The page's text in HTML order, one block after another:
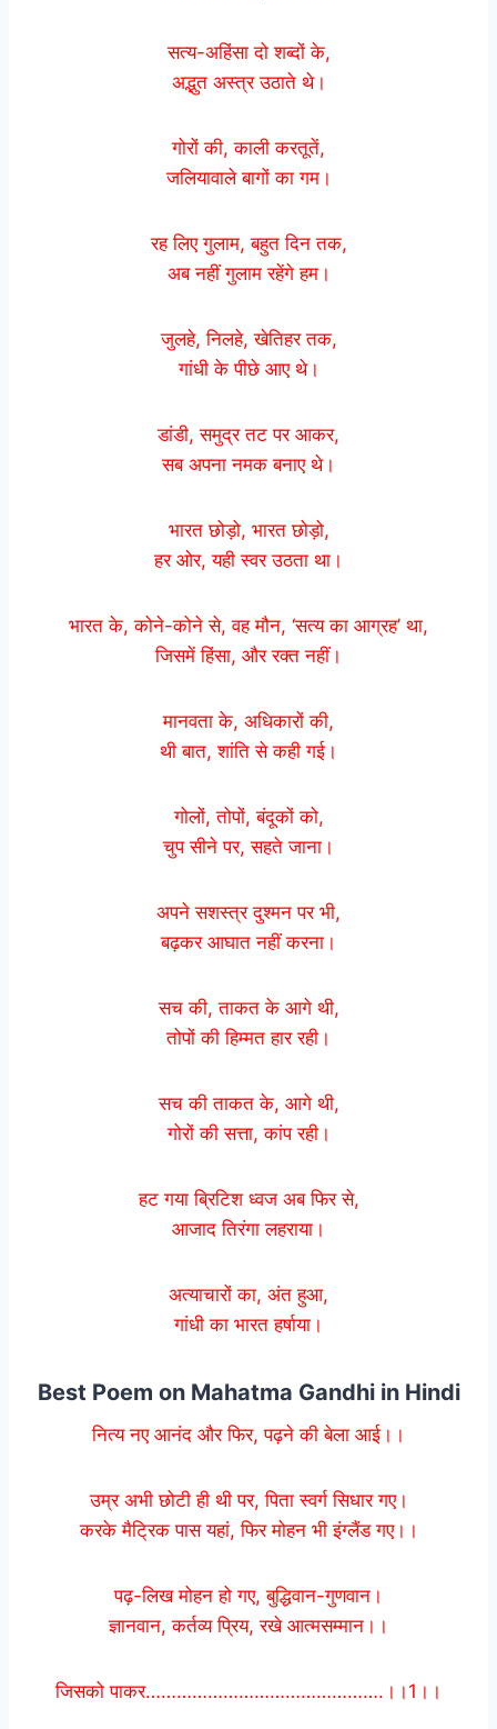
सत्य-‍अहिंसा दो शब्दों के,
अद्भुत अस्त्र उठाते थे।
गोरों की, काली करतूतें,
जलियावाले बागों का गम।
रह लिए गुलाम, बहुत दिन तक,
अब नहीं गुलाम रहेंगे हम।
जुलहे, निलहे, खेतिहर तक,
गांधी के पीछे आए थे।
डांडी‍, समुद्र तट पर आकर,
सब अपना नमक बनाए थे।
भारत छोड़ो, भारत छोड़ो,
हर ओर, यही स्वर उठता था।
भारत के, कोने-कोने से, वह मौन, ‘सत्य का आग्रह’ था,
जिसमें हिंसा, और रक्त नहीं।
मानवता के, अधिकारों की,
थी बात, शांति से कही गई।
गोलों, तोपों, बंदूकों को,
चुप सीने पर, सहते जाना।
अपने सशस्त्र दुश्मन पर भी,
बढ़कर आघात नहीं करना।
सच की, ताकत के आगे थी,
तोपों की हिम्मत हार रही।
सच की ताकत के, आगे थी,
गोरों की सत्ता, कांप रही।
हट गया ब्रिटिश ध्वज अब फिर से,
आजाद तिरंगा लहराया।
अत्याचारों का, अंत हुआ,
गांधी का भारत हर्षाया।
Best Poem on Mahatma Gandhi in Hindi
नित्य नए आनंद और फिर, पढ़ने की बेला आई।।
उम्र अभी छोटी ही थी पर, पिता स्वर्ग सिधार गए।
करके मैट्रिक पास यहां, फिर मोहन भी इंग्लैंड गए।।
पढ़-लिख मोहन हो गए, बुद्धिवान-गुणवान।
ज्ञानवान, कर्तव्य प्रिय, रखे आत्मसम्मान।।
जिसको पाकर……………………………………….।।1।।